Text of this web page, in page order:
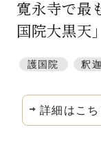
サイトポリシー
寛永寺で最
国院大黒天
護国院 釈
詳細はこち